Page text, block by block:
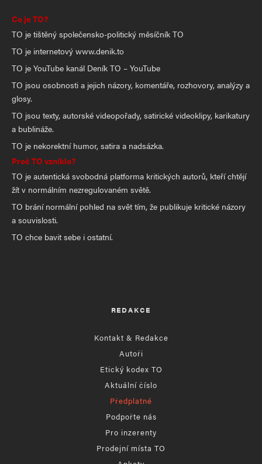
Co je TO?
TO je tištěný společensko-politický měsíčník TO
TO je internetový www.denik.to
TO je YouTube kanál Deník TO – YouTube
TO jsou osobnosti a jejich názory, komentáře, rozhovory, analýzy a
glosy.
TO jsou texty, autorské videopořady, satirické videoklipy, karikatury
a bublináže.
TO je nekorektní humor, satira a nadsázka.
Proč TO vzniklo?
TO je autentická svobodná platforma kritických autorů, kteří chtějí
žít v normálním nezregulovaném světě.
TO brání normální pohled na svět tím, že publikuje kritické názory
a souvislosti.
TO chce bavit sebe i ostatní.
REDAKCE
Kontakt & Redakce
Autoři
Etický kodex TO
Aktuální číslo
Předplatné
Podpořte nás
Pro inzerenty
Prodejní místa TO